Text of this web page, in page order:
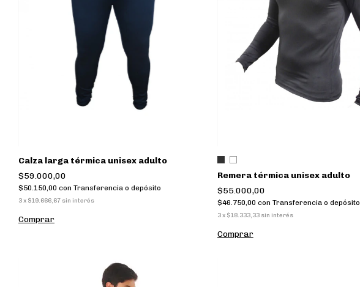
Calza larga térmica unisex adulto
$59.000,00
$50.150,00 con Transferencia o depósito
3x $19.666,67 sin interés
Comprar
Remera térmica unisex adulto
$55.000,00
$46.750,00 con Transferencia o depósito
3x $18.333,33 sin interés
Comprar